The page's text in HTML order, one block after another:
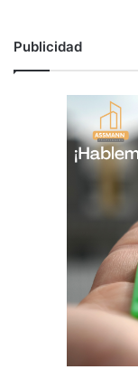
Publicidad